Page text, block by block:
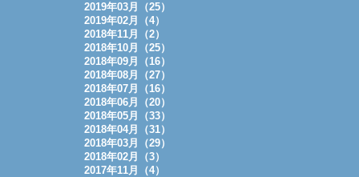
2019年03月（25）
2019年02月（4）
2018年11月（2）
2018年10月（25）
2018年09月（16）
2018年08月（27）
2018年07月（16）
2018年06月（20）
2018年05月（33）
2018年04月（31）
2018年03月（29）
2018年02月（3）
2017年11月（4）